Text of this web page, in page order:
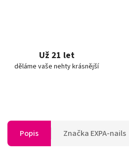
Už 21 let
děláme vaše nehty krásnější
Popis Značka EXPA-nails